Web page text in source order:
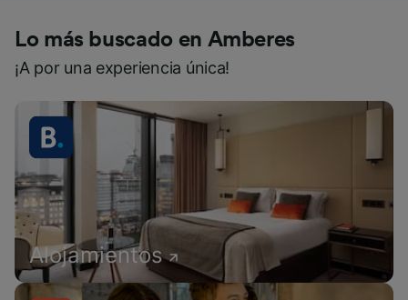
Lo más buscado en Amberes
¡A por una experiencia única!
Alojamientos